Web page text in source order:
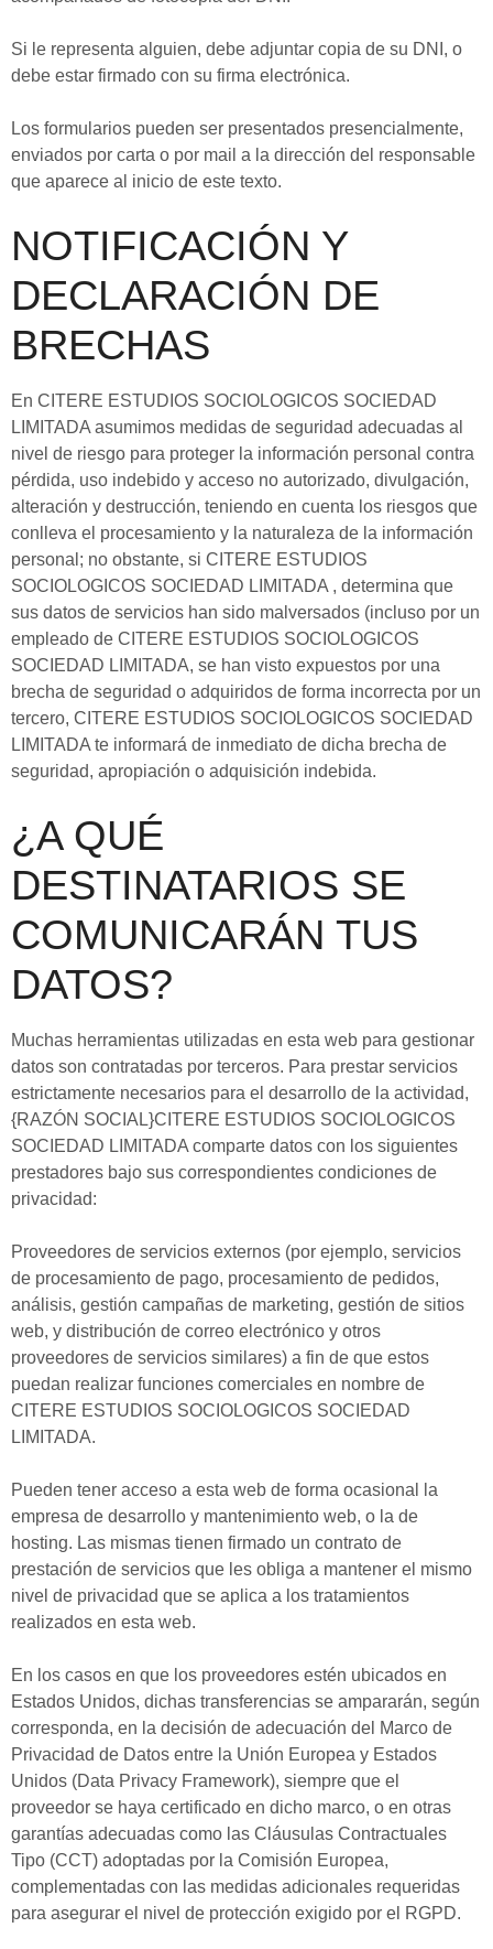
Si le representa alguien, debe adjuntar copia de su DNI, o
debe estar firmado con su firma electrónica.
Los formularios pueden ser presentados presencialmente,
enviados por carta o por mail a la dirección del responsable
que aparece al inicio de este texto.
NOTIFICACIÓN Y
DECLARACIÓN DE
BRECHAS
En CITERE ESTUDIOS SOCIOLOGICOS SOCIEDAD
LIMITADA asumimos medidas de seguridad adecuadas al
nivel de riesgo para proteger la información personal contra
pérdida, uso indebido y acceso no autorizado, divulgación,
alteración y destrucción, teniendo en cuenta los riesgos que
conlleva el procesamiento y la naturaleza de la información
personal; no obstante, si CITERE ESTUDIOS
SOCIOLOGICOS SOCIEDAD LIMITADA , determina que
sus datos de servicios han sido malversados (incluso por un
empleado de CITERE ESTUDIOS SOCIOLOGICOS
SOCIEDAD LIMITADA, se han visto expuestos por una
brecha de seguridad o adquiridos de forma incorrecta por un
tercero, CITERE ESTUDIOS SOCIOLOGICOS SOCIEDAD
LIMITADA te informará de inmediato de dicha brecha de
seguridad, apropiación o adquisición indebida.
¿A QUÉ
DESTINATARIOS SE
COMUNICARÁN TUS
DATOS?
Muchas herramientas utilizadas en esta web para gestionar
datos son contratadas por terceros. Para prestar servicios
estrictamente necesarios para el desarrollo de la actividad,
{RAZÓN SOCIAL}CITERE ESTUDIOS SOCIOLOGICOS
SOCIEDAD LIMITADA comparte datos con los siguientes
prestadores bajo sus correspondientes condiciones de
privacidad:
Proveedores de servicios externos (por ejemplo, servicios
de procesamiento de pago, procesamiento de pedidos,
análisis, gestión campañas de marketing, gestión de sitios
web, y distribución de correo electrónico y otros
proveedores de servicios similares) a fin de que estos
puedan realizar funciones comerciales en nombre de
CITERE ESTUDIOS SOCIOLOGICOS SOCIEDAD
LIMITADA.
Pueden tener acceso a esta web de forma ocasional la
empresa de desarrollo y mantenimiento web, o la de
hosting. Las mismas tienen firmado un contrato de
prestación de servicios que les obliga a mantener el mismo
nivel de privacidad que se aplica a los tratamientos
realizados en esta web.
En los casos en que los proveedores estén ubicados en
Estados Unidos, dichas transferencias se ampararán, según
corresponda, en la decisión de adecuación del Marco de
Privacidad de Datos entre la Unión Europea y Estados
Unidos (Data Privacy Framework), siempre que el
proveedor se haya certificado en dicho marco, o en otras
garantías adecuadas como las Cláusulas Contractuales
Tipo (CCT) adoptadas por la Comisión Europea,
complementadas con las medidas adicionales requeridas
para asegurar el nivel de protección exigido por el RGPD.